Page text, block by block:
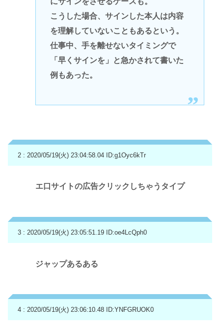
こうした場合、サインした本人は内容
を理解していないこともあるという。
仕事中、手を離せないタイミングで
「早くサインを」と急かされて書いた
例もあった。
2 : 2020/05/19(火) 23:04:58.04 ID:g1Oyc6kTr
エ口サイトの広告クリックしちゃうタイプ
3 : 2020/05/19(火) 23:05:51.19 ID:oe4LcQph0
ジャップあるある
4 : 2020/05/19(火) 23:06:10.48 ID:YNFGRUOK0